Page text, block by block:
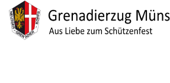
Zum
Inhalt
springen